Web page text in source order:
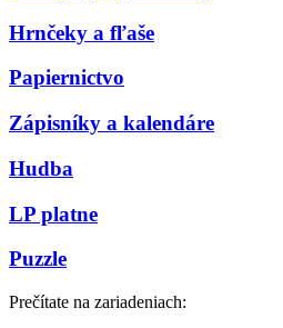
Hrnčeky a fľaše
Papiernictvo
Zápisníky a kalendáre
Hudba
LP platne
Puzzle
Prečítate na zariadeniach: